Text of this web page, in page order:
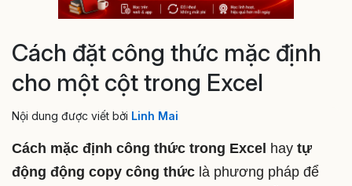
Cách đặt công thức mặc định
cho một cột trong Excel
Nội dung được viết bởi Linh Mai
Cách mặc định công thức trong Excel hay tự
động động copy công thức là phương pháp để